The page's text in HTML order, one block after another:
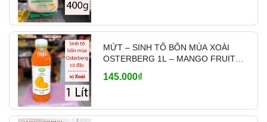
giao hàng nhanh và linh hoạt theo nhu cầu.
👉 Liên hệ báo giá sỉ & tư vấn:0937.838.021
MỨT – SINH TỐ BỐN MÙA XOÀI
OSTERBERG 1L – MANGO FRUIT
145.000₫